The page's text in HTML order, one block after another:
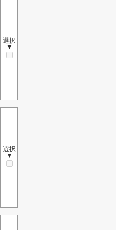
選択
▼
選択
▼